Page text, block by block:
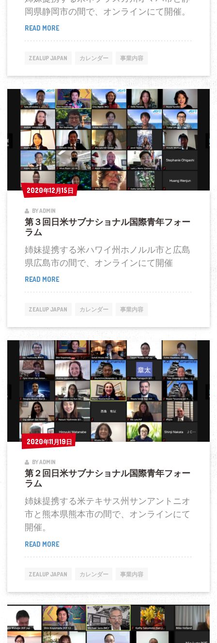
岡県静岡市の間で、オンラインにて開催。
READ MORE第
４
回
米
サ
ブ
ナ
シ
ョ
ナ
ル
国
際
年
ォ
ー
ラ
ム
ZEALUP JAPAN カレンダー 事業内容
2020年12月15日
2020年12月15日
BY ADMIN
第３回日米サブナショナル国際青年フォー
ラム
姉妹提携する米ハワイ州ホノルル市と広島
県広島市の間で、オンラインにて開催
READ MORE第
３
回
米
サ
ブ
ナ
シ
ョ
ナ
ル
国
年
ォ
ー
ム
ZEALUP JAPAN カレンダー 事業内容
2020年11月19日
2020年11月19日
BY ADMIN
第２回日米サブナショナル国際青年フォー
ラム
姉妹提携する米テキサス州サンアントニオ
市と熊本県熊本市の間で、オンラインにて
開催。
READ MORE第
２
回
米
サ
ブ
ナ
ZEALUP JAPAN カレンダー 事業内容